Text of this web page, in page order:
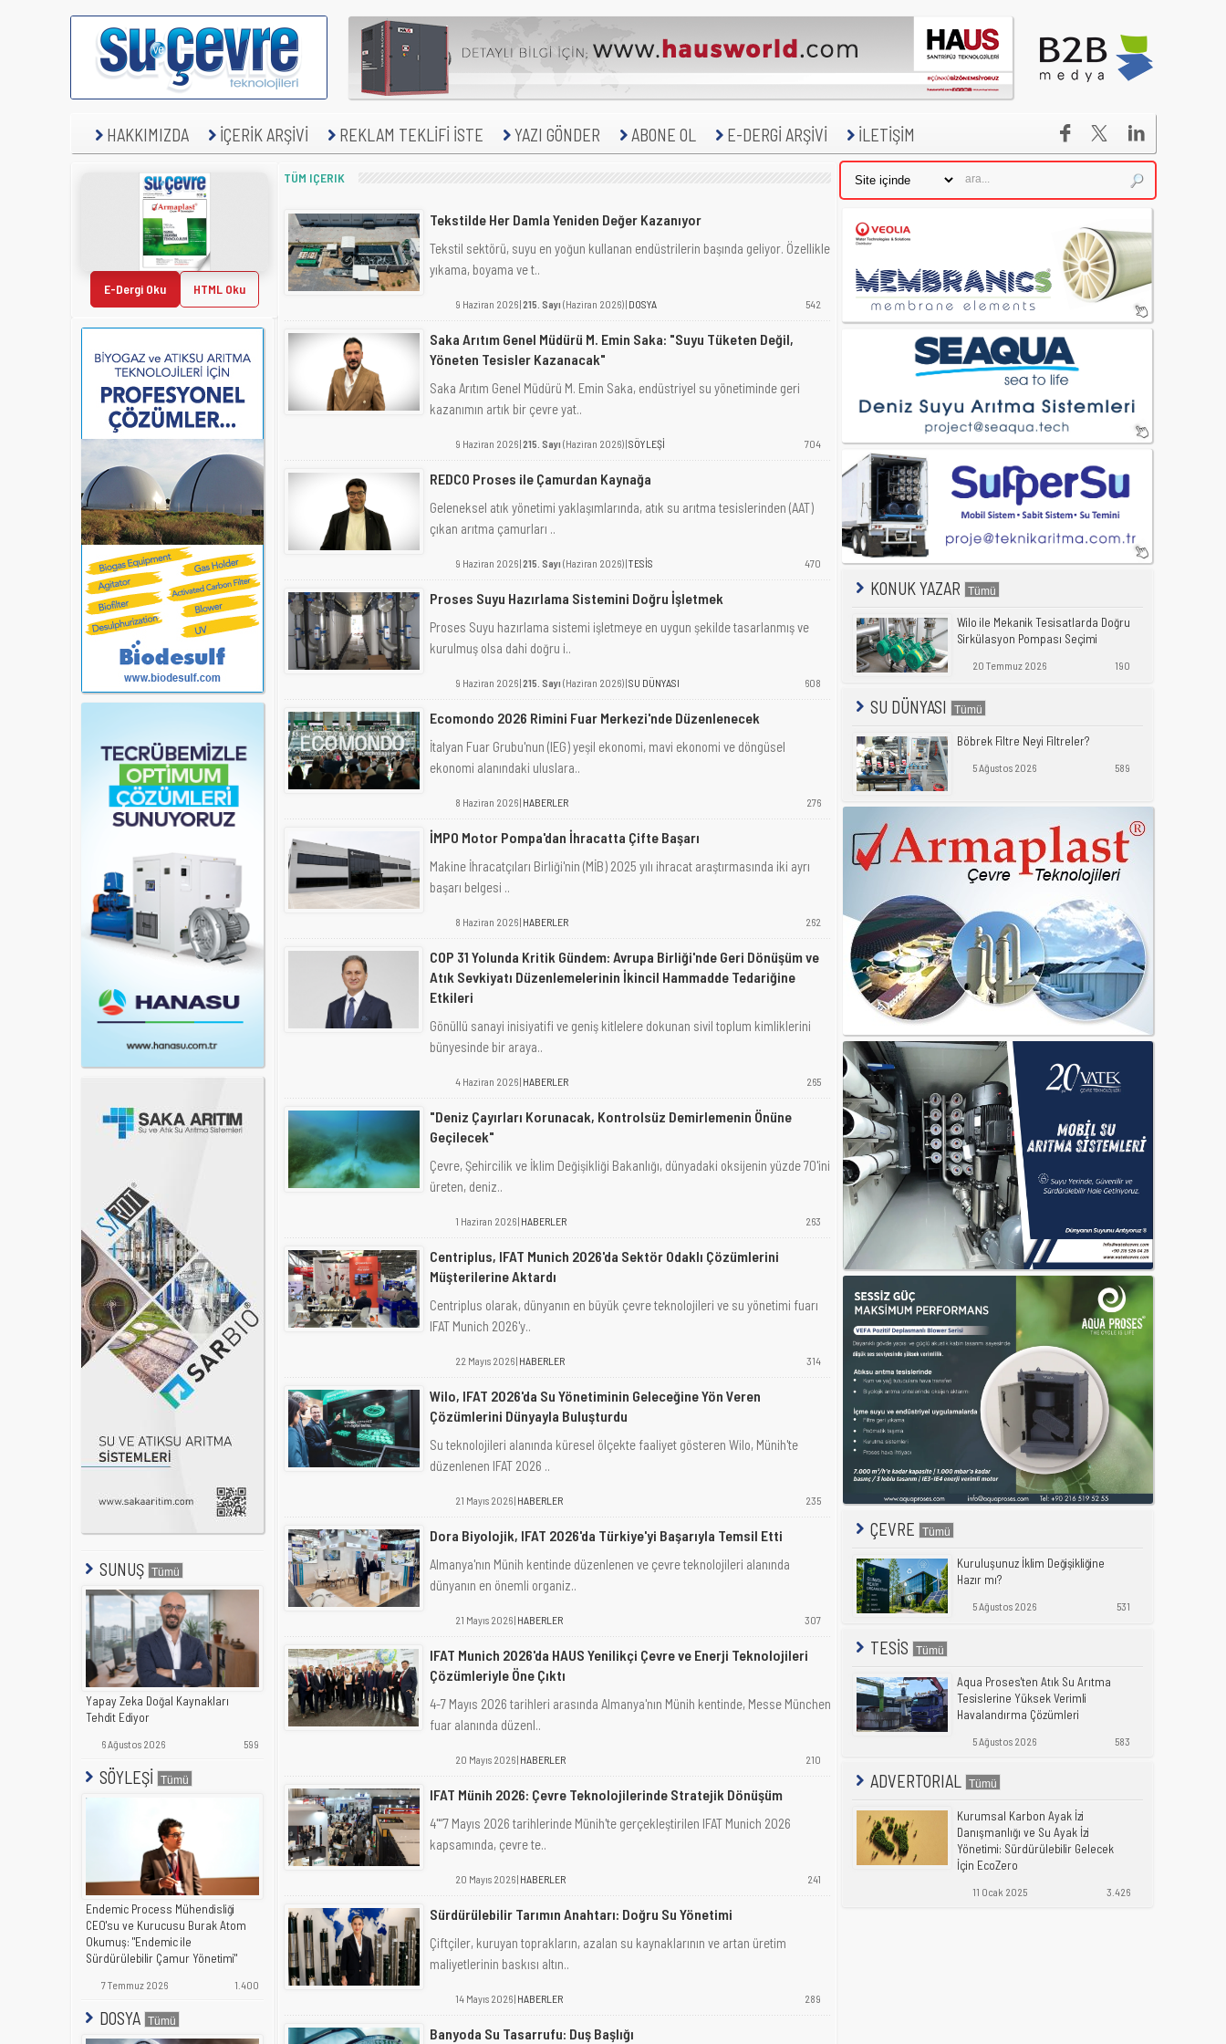
HAKKIMIZDA İÇERİK ARŞİVİ REKLAM TEKLİFİ İSTE YAZI GÖNDER ABONE OL E-DERGİ ARŞİVİ İLETİŞİM 

E-Dergi Oku HTML Oku
SUNUŞ
Yapay Zeka Doğal Kaynakları
Tehdit Ediyor
6 Ağustos 2026 599
SÖYLEŞİ
Endemic Process Mühendisliği
CEO'su ve Kurucusu Burak Atom
Okumuş: "Endemic ile
Sürdürülebilir Çamur Yönetimi"
7 Temmuz 2026 1.400
DOSYA
TÜM IÇERIK
Tekstilde Her Damla Yeniden Değer Kazanıyor
Tekstil sektörü, suyu en yoğun kullanan endüstrilerin başında geliyor. Özellikle
yıkama, boyama ve t..
9 Haziran 2026 |215. Sayı (Haziran 2026) | DOSYA 542
Saka Arıtım Genel Müdürü M. Emin Saka: "Suyu Tüketen Değil,
Yöneten Tesisler Kazanacak"
Saka Arıtım Genel Müdürü M. Emin Saka, endüstriyel su yönetiminde geri
kazanımın artık bir çevre yat..
9 Haziran 2026 |215. Sayı (Haziran 2026) |SÖYLEŞİ 704
REDCO Proses ile Çamurdan Kaynağa
Geleneksel atık yönetimi yaklaşımlarında, atık su arıtma tesislerinden (AAT)
çıkan arıtma çamurları ..
9 Haziran 2026 |215. Sayı (Haziran 2026) |TESİS 470
Proses Suyu Hazırlama Sistemini Doğru İşletmek
Proses Suyu hazırlama sistemi işletmeye en uygun şekilde tasarlanmış ve
kurulmuş olsa dahi doğru i..
9 Haziran 2026 |215. Sayı (Haziran 2026) |SU DÜNYASI 608
Ecomondo 2026 Rimini Fuar Merkezi'nde Düzenlenecek
İtalyan Fuar Grubu'nun (IEG) yeşil ekonomi, mavi ekonomi ve döngüsel
ekonomi alanındaki uluslara..
8 Haziran 2026 | HABERLER 276
İMPO Motor Pompa'dan İhracatta Çifte Başarı
Makine İhracatçıları Birliği'nin (MİB) 2025 yılı ihracat araştırmasında iki ayrı
başarı belgesi ..
8 Haziran 2026 | HABERLER 262
COP 31 Yolunda Kritik Gündem: Avrupa Birliği'nde Geri Dönüşüm ve
Atık Sevkiyatı Düzenlemelerinin İkincil Hammadde Tedariğine
Etkileri
Gönüllü sanayi inisiyatifi ve geniş kitlelere dokunan sivil toplum kimliklerini
bünyesinde bir araya..
4 Haziran 2026 | HABERLER 265
"Deniz Çayırları Korunacak, Kontrolsüz Demirlemenin Önüne
Geçilecek"
Çevre, Şehircilik ve İklim Değişikliği Bakanlığı, dünyadaki oksijenin yüzde 70'ini
üreten, deniz..
1 Haziran 2026 | HABERLER 263
Centriplus, IFAT Munich 2026'da Sektör Odaklı Çözümlerini
Müşterilerine Aktardı
Centriplus olarak, dünyanın en büyük çevre teknolojileri ve su yönetimi fuarı
IFAT Munich 2026'y..
22 Mayıs 2026 | HABERLER 314
Wilo, IFAT 2026'da Su Yönetiminin Geleceğine Yön Veren
Çözümlerini Dünyayla Buluşturdu
Su teknolojileri alanında küresel ölçekte faaliyet gösteren Wilo, Münih'te
düzenlenen IFAT 2026 ..
21 Mayıs 2026 | HABERLER 235
Dora Biyolojik, IFAT 2026'da Türkiye'yi Başarıyla Temsil Etti
Almanya'nın Münih kentinde düzenlenen ve çevre teknolojileri alanında
dünyanın en önemli organiz..
21 Mayıs 2026 | HABERLER 307
IFAT Munich 2026'da HAUS Yenilikçi Çevre ve Enerji Teknolojileri
Çözümleriyle Öne Çıktı
4-7 Mayıs 2026 tarihleri arasında Almanya'nın Münih kentinde, Messe München
fuar alanında düzenl..
20 Mayıs 2026 | HABERLER 210
IFAT Münih 2026: Çevre Teknolojilerinde Stratejik Dönüşüm
4"“7 Mayıs 2026 tarihlerinde Münih'te gerçekleştirilen IFAT Munich 2026
kapsamında, çevre te..
20 Mayıs 2026 | HABERLER 241
Sürdürülebilir Tarımın Anahtarı: Doğru Su Yönetimi
Çiftçiler, kuruyan toprakların, azalan su kaynaklarının ve artan üretim
maliyetlerinin baskısı altın..
14 Mayıs 2026 | HABERLER 289
Banyoda Su Tasarrufu: Duş Başlığı
KONUK YAZAR
Wilo ile Mekanik Tesisatlarda Doğru
Sirkülasyon Pompası Seçimi
20 Temmuz 2026 190
SU DÜNYASI
Böbrek Filtre Neyi Filtreler?
5 Ağustos 2026 589
ÇEVRE
Kuruluşunuz İklim Değişikliğine
Hazır mı?
5 Ağustos 2026 531
TESİS
Aqua Proses'ten Atık Su Arıtma
Tesislerine Yüksek Verimli
Havalandırma Çözümleri
5 Ağustos 2026 583
ADVERTORIAL
Kurumsal Karbon Ayak İzi
Danışmanlığı ve Su Ayak İzi
Yönetimi: Sürdürülebilir Gelecek
İçin EcoZero
11 Ocak 2025 3.426